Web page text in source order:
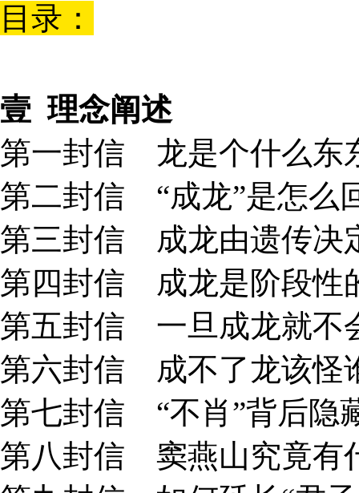
目录：
壹 理念阐述
第一封信 龙是个什么东
第二封信 “成龙”是怎么
第三封信 成龙由遗传决
第四封信 成龙是阶段性
第五封信 一旦成龙就不
第六封信 成不了龙该怪
第七封信 “不肖”背后隐
第八封信 窦燕山究竟有